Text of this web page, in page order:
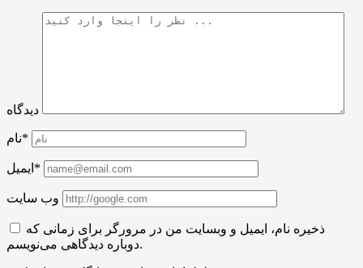
دیدگاه
نام*
ایمیل*
وب سایت
ذخیره نام، ایمیل و وبسایت من در مرورگر برای زمانی که
دوباره دیدگاهی می‌نویسم.